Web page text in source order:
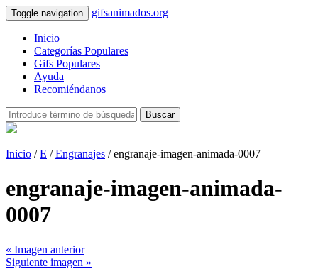
Toggle navigation gifsanimados.org
Inicio
Categorías Populares
Gifs Populares
Ayuda
Recomiéndanos
Buscar
Inicio /E /Engranajes / engranaje-imagen-animada-0007
engranaje-imagen-animada-
0007
« Imagen anterior
Siguiente imagen »